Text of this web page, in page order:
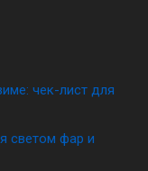
чек-лист для
светом фар и